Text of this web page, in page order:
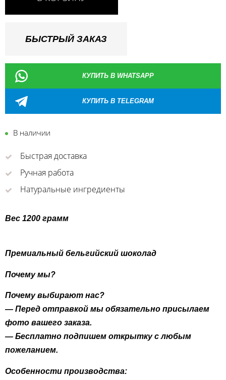
БЫСТРЫЙ ЗАКАЗ
КУПИТЬ В WHATSAPP
КУПИТЬ В TELEGRAM
В наличии
Быстрая доставка
Ручная работа
Натуральные ингредиенты
Вес 1200 грамм
Премиальный бельгийский шоколад
Почему мы?
Почему выбирают нас?
— Перед отправкой мы обязательно присылаем
фото вашего заказа.
— Бесплатно подпишем открытку с любым
пожеланием.
Особенности производства: